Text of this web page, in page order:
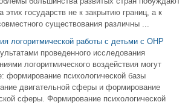
этих государств не к закрытию границ, а к
существования различны ...
логоритмической работы с детьми с ОНР
проведенного исследования
логоритмического воздействия могут
формирование психологической базы
двигательной сферы и формирование
сферы. Формирование психологической